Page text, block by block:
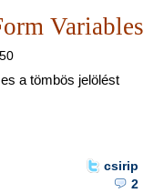
Variables
a tömbös jelölést
csirip
2